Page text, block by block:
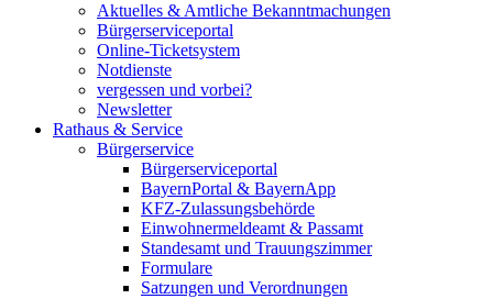
Aktuelles & Amtliche Bekanntmachungen
Bürgerserviceportal
Online-Ticketsystem
Notdienste
vergessen und vorbei?
Newsletter
Rathaus & Service
Bürgerservice
Bürgerserviceportal
BayernPortal & BayernApp
KFZ-Zulassungsbehörde
Einwohnermeldeamt & Passamt
Standesamt und Trauungszimmer
Formulare
Satzungen und Verordnungen